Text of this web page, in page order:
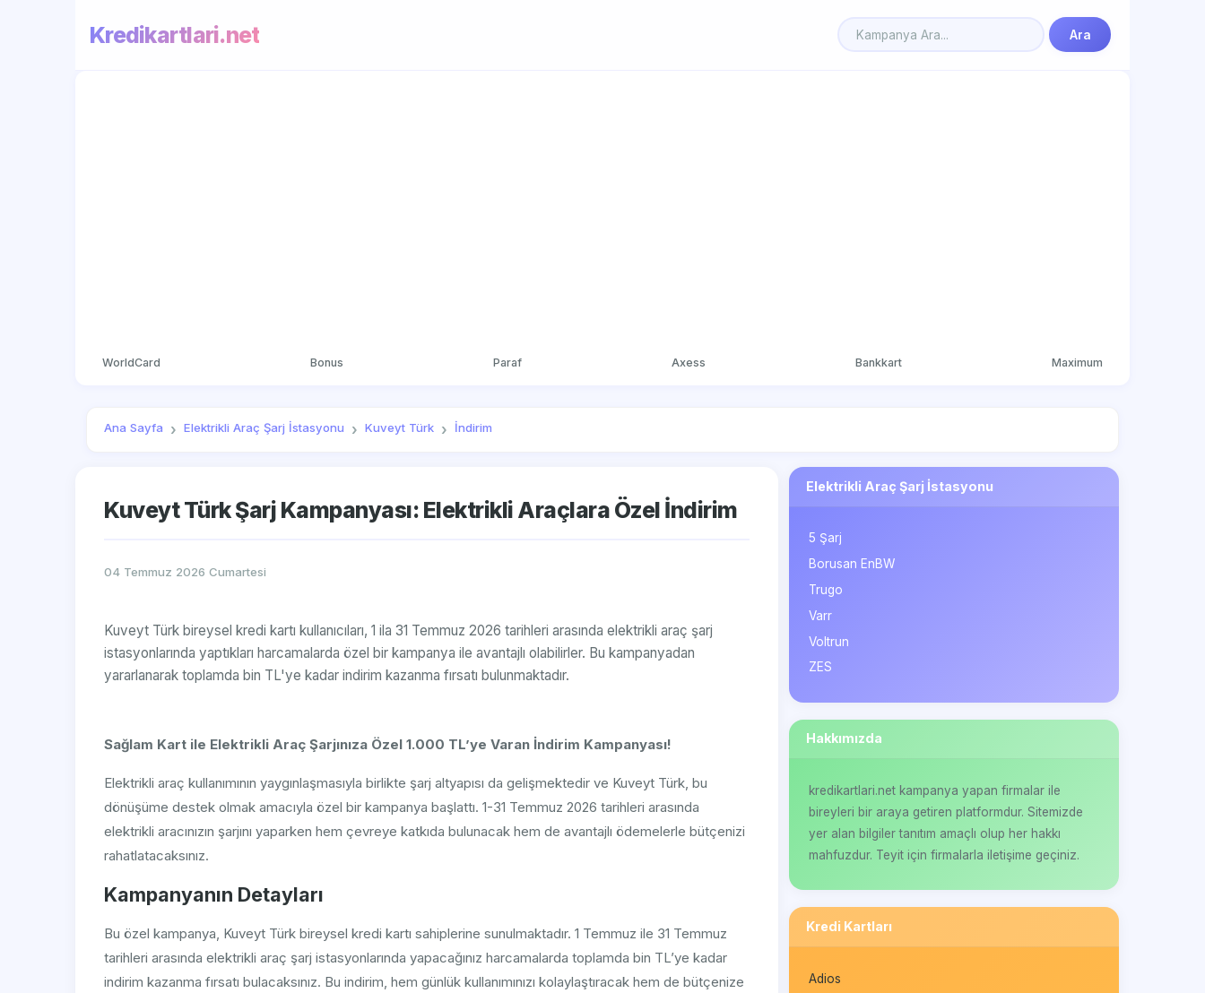
Kredikartlari.net Ara
WorldCard Bonus Paraf Axess Bankkart Maximum
Ana Sayfa Elektrikli Araç Şarj İstasyonu Kuveyt Türk İndirim
Kuveyt Türk Şarj Kampanyası: Elektrikli Araçlara Özel İndirim
04 Temmuz 2026 Cumartesi
Kuveyt Türk bireysel kredi kartı kullanıcıları, 1 ila 31 Temmuz 2026 tarihleri arasında elektrikli araç şarj
istasyonlarında yaptıkları harcamalarda özel bir kampanya ile avantajlı olabilirler. Bu kampanyadan
yararlanarak toplamda bin TL'ye kadar indirim kazanma fırsatı bulunmaktadır.
Sağlam Kart ile Elektrikli Araç Şarjınıza Özel 1.000 TL’ye Varan İndirim Kampanyası!
Elektrikli araç kullanımının yaygınlaşmasıyla birlikte şarj altyapısı da gelişmektedir ve Kuveyt Türk, bu
dönüşüme destek olmak amacıyla özel bir kampanya başlattı. 1-31 Temmuz 2026 tarihleri arasında
elektrikli aracınızın şarjını yaparken hem çevreye katkıda bulunacak hem de avantajlı ödemelerle bütçenizi
rahatlatacaksınız.
Kampanyanın Detayları
Bu özel kampanya, Kuveyt Türk bireysel kredi kartı sahiplerine sunulmaktadır. 1 Temmuz ile 31 Temmuz
tarihleri arasında elektrikli araç şarj istasyonlarında yapacağınız harcamalarda toplamda bin TL’ye kadar
indirim kazanma fırsatı bulacaksınız. Bu indirim, hem günlük kullanımınızı kolaylaştıracak hem de bütçenize
Elektrikli Araç Şarj İstasyonu
5 Şarj
Borusan EnBW
Trugo
Varr
Voltrun
ZES
Hakkımızda
kredikartlari.net kampanya yapan firmalar ile
bireyleri bir araya getiren platformdur. Sitemizde
yer alan bilgiler tanıtım amaçlı olup her hakkı
mahfuzdur. Teyit için firmalarla iletişime geçiniz.
Kredi Kartları
Adios